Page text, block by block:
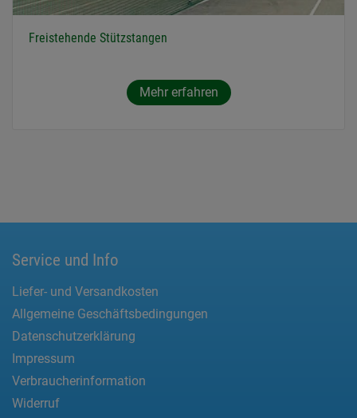
Freistehende Stützstangen
Mehr erfahren
Service und Info
Liefer- und Versandkosten
Allgemeine Geschäftsbedingungen
Datenschutzerklärung
Impressum
Verbraucherinformation
Widerruf